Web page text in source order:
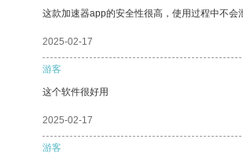
这款加速器app的安全性很高，使用过程中不会
2025-02-17
游客
这个软件很好用
2025-02-17
游客